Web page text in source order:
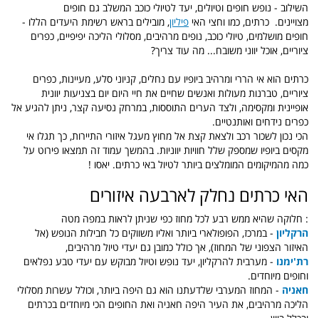
השילוב - נופש חופים וטיולים, יעד לטיולי כוכב המשלב גם חופים
מצויינים. כרתים, כמו וחצי האי פיליון, מובילים בראש רשימת היעדים הללו -
חופים מושלמים, טיולי כוכב, נופים מרהיבים, מסלולי הליכה יפיפיים, כפרים
ציוריים, אוכל יווני משובח... מה עוד צריך?
כרתים הוא אי הררי ומרהיב ביופיו עם נחלים, קניוני סלע, מעיינות, כפרים
ציוריים, טברנות מעולות ואנשים שחיים את חיי היום יום בצניעות יוונית
אופיינית ומקסימה, ולצד הערים התוססות, במרחק נסיעה קצר, ניתן להגיע אל
כפרים נידחים ואותנטיים.
הכי נכון לשכור רכב ולצאת קצת אל מחוץ מעגל איזורי התיירות, כך תגלו אי
מקסים ביופיו שמספק שלל חוויות יווניות. בהמשך עמוד זה תמצאו פירוט על
כמה מהמיקומים המומלצים ביותר לטיול באי כרתים. יאסו !
האי כרתים נחלק לארבעה איזורים
: חלוקה שהיא ממש רבע לכל מחוז כפי שניתן לראות במפה מטה
הרקליון - במרכז, הפופולארי ביותר ואליו משווקים כל חבילות הנופש (אל
האיזור הצפוני של המחוז), אך כולל כמובן גם יעדי טיול מרהיבים,
רת'ימנו - מערבית להרקליון, יעד נופש וטיול מבוקש עם יעדי טבע נפלאים
וחופים מיוחדים.
חאניה - המחוז המערבי שלדעתנו הוא גם היפה ביותר, וכולל עשרות מסלולי
הליכה מרהיבים, את העיר היפה חאניה ואת החופים הכי מיוחדים בכרתים